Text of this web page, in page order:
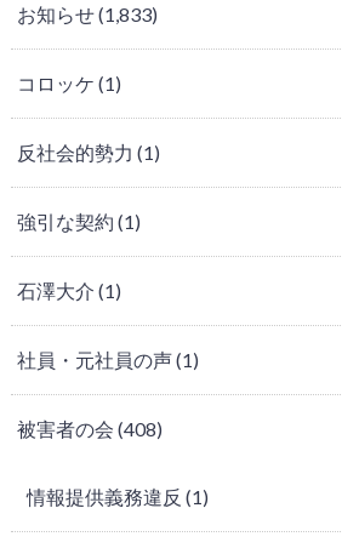
お知らせ(1,833)
コロッケ (1)
反社会的勢力 (1)
強引な契約 (1)
石澤大介 (1)
社員・元社員の声(1)
被害者の会 (408)
情報提供義務違反 (1)